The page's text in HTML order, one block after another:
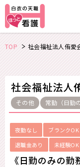
TOP 社会福祉法人侑
社会福祉法
その他 常勤（日勤
夜勤なし ブランクOK
退職金あり
未経験OK
《日勤のみの